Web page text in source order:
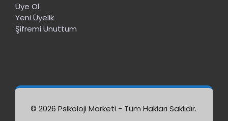
Üye Ol
Yeni Üyelik
Şifremi Unuttum
© 2026 Psikoloji Marketi - Tüm Hakları Saklıdır.